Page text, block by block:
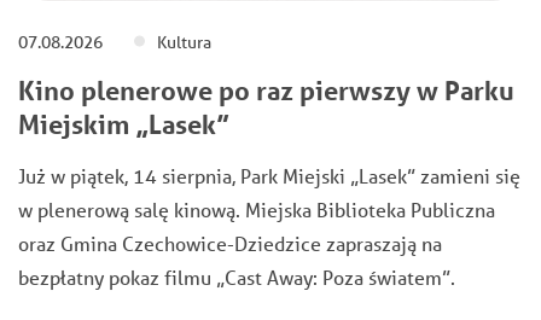
07.08.2026 Kultura
Kino plenerowe po raz pierwszy w Parku
Miejskim „Lasek”
Już w piątek, 14 sierpnia, Park Miejski „Lasek” zamieni się
w plenerową salę kinową. Miejska Biblioteka Publiczna
oraz Gmina Czechowice-Dziedzice zapraszają na
bezpłatny pokaz filmu „Cast Away: Poza światem”.